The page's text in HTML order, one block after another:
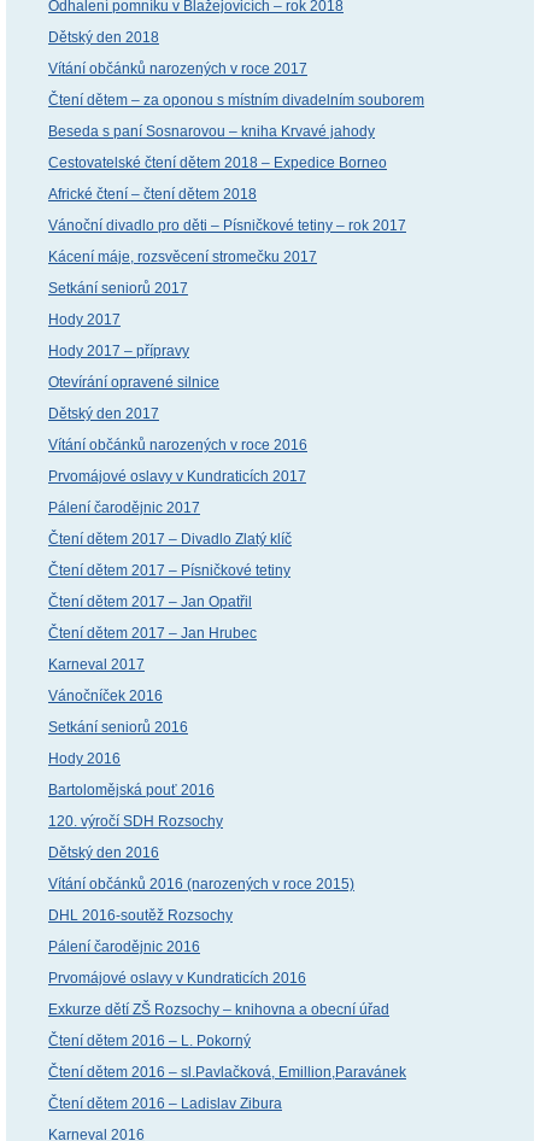
Odhalení pomníku v Blažejovicích – rok 2018
Dětský den 2018
Vítání občánků narozených v roce 2017
Čtení dětem – za oponou s místním divadelním souborem
Beseda s paní Sosnarovou – kniha Krvavé jahody
Cestovatelské čtení dětem 2018 – Expedice Borneo
Africké čtení – čtení dětem 2018
Vánoční divadlo pro děti – Písničkové tetiny – rok 2017
Kácení máje, rozsvěcení stromečku 2017
Setkání seniorů 2017
Hody 2017
Hody 2017 – přípravy
Otevírání opravené silnice
Dětský den 2017
Vítání občánků narozených v roce 2016
Prvomájové oslavy v Kundraticích 2017
Pálení čarodějnic 2017
Čtení dětem 2017 – Divadlo Zlatý klíč
Čtení dětem 2017 – Písničkové tetiny
Čtení dětem 2017 – Jan Opatřil
Čtení dětem 2017 – Jan Hrubec
Karneval 2017
Vánočníček 2016
Setkání seniorů 2016
Hody 2016
Bartolomějská pouť 2016
120. výročí SDH Rozsochy
Dětský den 2016
Vítání občánků 2016 (narozených v roce 2015)
DHL 2016-soutěž Rozsochy
Pálení čarodějnic 2016
Prvomájové oslavy v Kundraticích 2016
Exkurze dětí ZŠ Rozsochy – knihovna a obecní úřad
Čtení dětem 2016 – L. Pokorný
Čtení dětem 2016 – sl.Pavlačková, Emillion,Paravánek
Čtení dětem 2016 – Ladislav Zibura
Karneval 2016